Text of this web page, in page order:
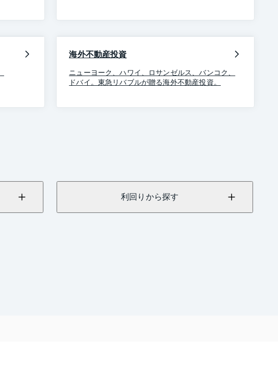
海外不動産投資
ニューヨーク、ハワイ、ロサンゼルス、バンコク、
ドバイ。東急リバブルが贈る海外不動産投資。
利回りから探す